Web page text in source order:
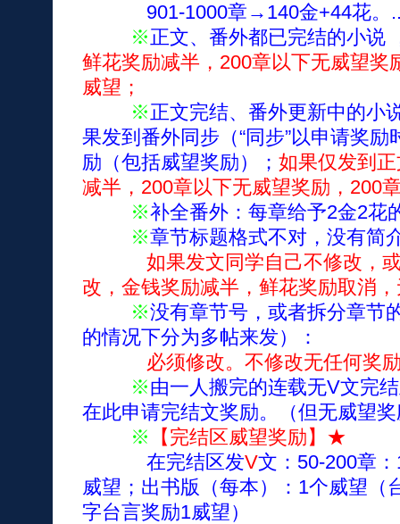
901-1000章→140金+44花。
※正文、番外都已完结的小说
鲜花奖励减半，200章以下无威望奖
威望；
※正文完结、番外更新中的小
果发到番外同步（“同步”以申请奖
励（包括威望奖励）； 如果仅发到
减半，200章以下无威望奖励，200
※补全番外：每章给予2金2花
※章节标题格式不对，没有简
如果发文同学自己不修改，
改，金钱奖励减半，鲜花奖励取消
※没有章节号，或者拆分章节
的情况下分为多帖来发）：
必须修改。不修改无任何奖
※由一人搬完的连载无V文完
在此申请完结文奖励。（但无威望
※
【完结区威望奖励】★
在完结区发V文：50-200章
威望；出书版（每本）：1个威望（
字台言奖励1威望）